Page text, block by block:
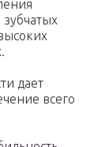
дает
всего